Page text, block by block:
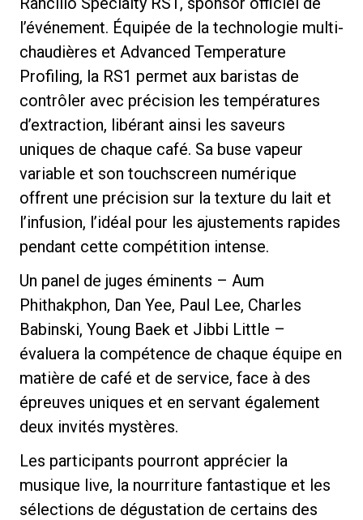
l’événement. Équipée de la technologie multi-
chaudières et Advanced Temperature
Profiling, la RS1 permet aux baristas de
contrôler avec précision les températures
d’extraction, libérant ainsi les saveurs
uniques de chaque café. Sa buse vapeur
variable et son touchscreen numérique
offrent une précision sur la texture du lait et
l’infusion, l’idéal pour les ajustements rapides
pendant cette compétition intense.
Un panel de juges éminents – Aum
Phithakphon, Dan Yee, Paul Lee, Charles
Babinski, Young Baek et Jibbi Little –
évaluera la compétence de chaque équipe en
matière de café et de service, face à des
épreuves uniques et en servant également
deux invités mystères.
Les participants pourront apprécier la
musique live, la nourriture fantastique et les
sélections de dégustation de certains des
Politique de confidentialité